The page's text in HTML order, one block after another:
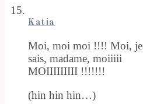
Katia
Moi, moi moi !!!! Moi, je
sais, madame, moiiiii
MOIIIIIIIII !!!!!!!
(hin hin hin…)